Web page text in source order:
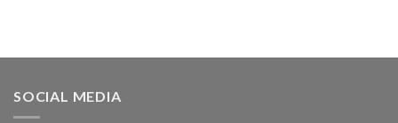
SOCIAL MEDIA